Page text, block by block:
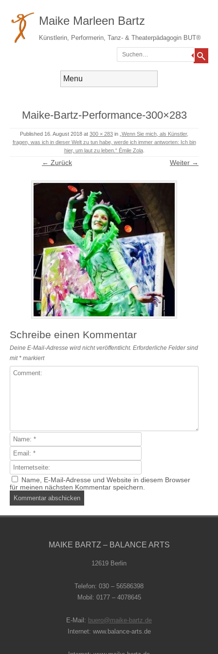
Maike Marleen Bartz
Künstlerin, Performerin, Tanz- & Theaterpädagogin BUT®
Suchen
Maike-Bartz-Performance-300×283
Published 16. August 2018 at 300 × 283 in „Wenn Sie mich, als Künstler,
fragen, was ich in dieser Welt zu tun habe, werde ich immer antworten: Ich bin
hier, um laut zu leben.“ Émile Zola.
← Zurück Weiter →
Schreibe einen Kommentar
Deine E-Mail-Adresse wird nicht veröffentlicht. Erforderliche Felder sind
mit * markiert
Name, E-Mail-Adresse und Website in diesem Browser
für meinen nächsten Kommentar speichern.
MAIKE BARTZ – BALANCE ARTS
12619 Berlin
Telefon: 030 – 56586398
Mobil: 0177 – 4078645
E-Mail: buero@maike-bartz.de
Internet: www.balance-arts.de